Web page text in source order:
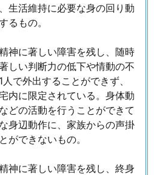
生活維持に必要な身の回り動
るもの。
神に著しい障害を残し、随時
しい判断力の低下や情動の不
で外出することができず、
内に限定されている。身体動
どの活動を行うことができて
身辺動作に、家族からの声掛
ができないもの。
神に著しい障害を残し、終身